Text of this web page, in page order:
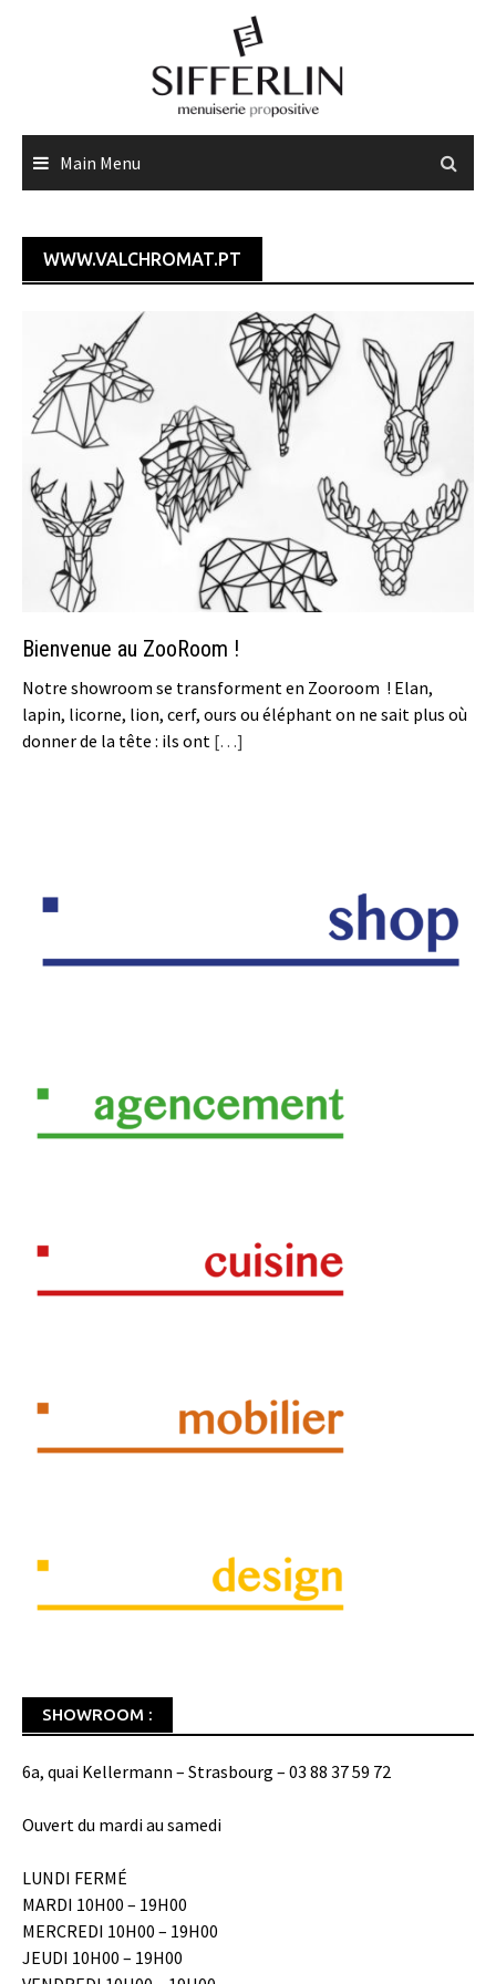
Main Menu
WWW.VALCHROMAT.PT
Bienvenue au ZooRoom !
Notre showroom se transforment en Zooroom ! Elan,
lapin, licorne, lion, cerf, ours ou éléphant on ne sait plus où
donner de la tête : ils ont […]
SHOWROOM :
6a, quai Kellermann – Strasbourg – 03 88 37 59 72
Ouvert du mardi au samedi
LUNDI FERMÉ
MARDI 10H00 – 19H00
MERCREDI 10H00 – 19H00
JEUDI 10H00 – 19H00